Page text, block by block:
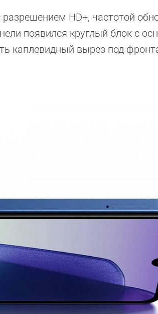
HD+, частотой
появился круглый блок с
каплевидный вырез под